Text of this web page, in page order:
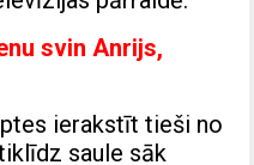
svin Anrijs,
ierakstīt tieši no
saule sāk